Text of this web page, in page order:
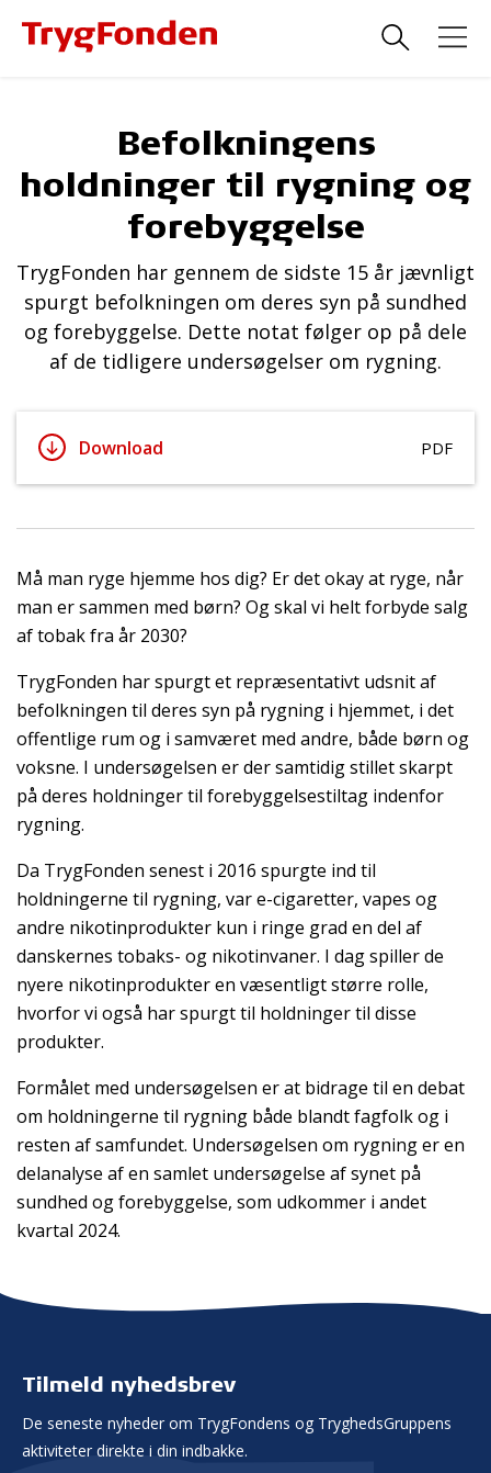
Befolkningens
holdninger til rygning og
forebyggelse
TrygFonden har gennem de sidste 15 år jævnligt
spurgt befolkningen om deres syn på sundhed
og forebyggelse. Dette notat følger op på dele
af de tidligere undersøgelser om rygning.
Download PDF
Må man ryge hjemme hos dig? Er det okay at ryge, når
man er sammen med børn? Og skal vi helt forbyde salg
af tobak fra år 2030?
TrygFonden har spurgt et repræsentativt udsnit af
befolkningen til deres syn på rygning i hjemmet, i det
offentlige rum og i samværet med andre, både børn og
voksne. I undersøgelsen er der samtidig stillet skarpt
på deres holdninger til forebyggelsestiltag indenfor
rygning.
Da TrygFonden senest i 2016 spurgte ind til
holdningerne til rygning, var e-cigaretter, vapes og
andre nikotinprodukter kun i ringe grad en del af
danskernes tobaks- og nikotinvaner. I dag spiller de
nyere nikotinprodukter en væsentligt større rolle,
hvorfor vi også har spurgt til holdninger til disse
produkter.
Formålet med undersøgelsen er at bidrage til en debat
om holdningerne til rygning både blandt fagfolk og i
resten af samfundet. Undersøgelsen om rygning er en
delanalyse af en samlet undersøgelse af synet på
sundhed og forebyggelse, som udkommer i andet
kvartal 2024.
Tilmeld nyhedsbrev
De seneste nyheder om TrygFondens og TryghedsGruppens
aktiviteter direkte i din indbakke.